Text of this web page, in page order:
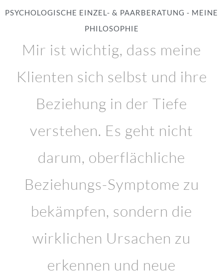
PSYCHOLOGISCHE EINZEL- & PAARBERATUNG - MEINE
PHILOSOPHIE
Mir ist wichtig, dass meine
Klienten sich selbst und ihre
Beziehung in der Tiefe
verstehen. Es geht nicht
darum, oberflächliche
Beziehungs-Symptome zu
bekämpfen, sondern die
wirklichen Ursachen zu
erkennen und neue